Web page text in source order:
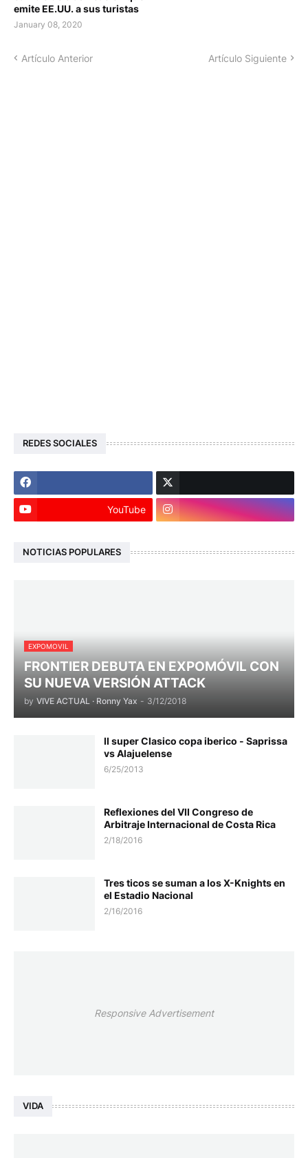
emite EE.UU. a sus turistas
January 08, 2020
Artículo Anterior Artículo Siguiente
REDES SOCIALES
YouTube
NOTICIAS POPULARES
EXPOMOVIL
FRONTIER DEBUTA EN EXPOMÓVIL CON
SU NUEVA VERSIÓN ATTACK
by VIVE ACTUAL · Ronny Yax - 3/12/2018
II super Clasico copa iberico - Saprissa
vs Alajuelense
6/25/2013
Reflexiones del VII Congreso de
Arbitraje Internacional de Costa Rica
2/18/2016
Tres ticos se suman a los X-Knights en
el Estadio Nacional
2/16/2016
Responsive Advertisement
VIDA